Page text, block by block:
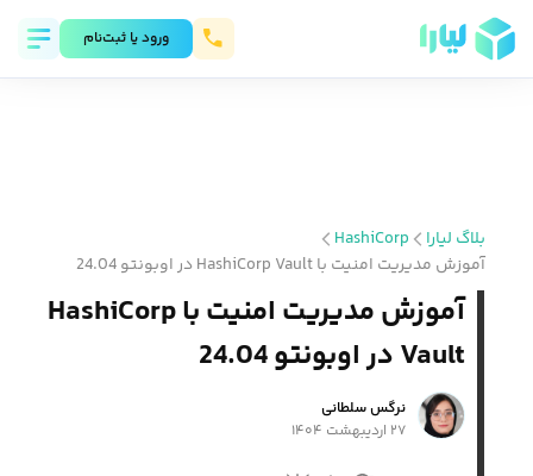
ورود يا ثبت‌نام
بلاگ لیارا
HashiCorp
آموزش مدیریت امنیت با HashiCorp Vault در اوبونتو 24.04
آموزش مدیریت امنیت با HashiCorp
Vault در اوبونتو 24.04
نرگس سلطانی
۲۷ اردیبهشت ۱۴۰۴